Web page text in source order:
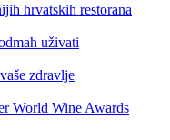
hrvatskih restorana
uživati
zdravlje
World Wine Awards